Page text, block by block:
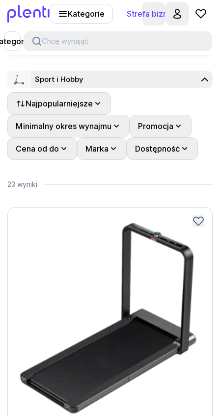
Kategorie Strefa biznesu
Chcę wynająć
Sport i Hobby
Pokaż wszystko
Sprzęty sportowe
Najpopularniejsze
Minimalny okres wynajmu Promocja
Cena od do Marka Dostępność
23 wyniki